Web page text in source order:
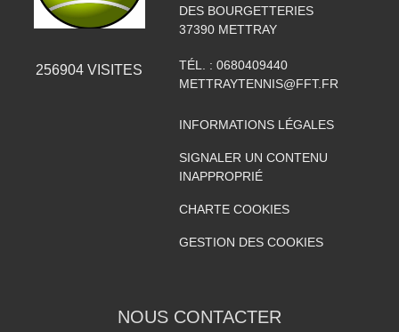
256904 VISITES
DES BOURGETTERIES
37390 METTRAY
TÉL. : 0680409440
METTRAYTENNIS@FFT.FR
INFORMATIONS LÉGALES
SIGNALER UN CONTENU
INAPPROPRIÉ
CHARTE COOKIES
GESTION DES COOKIES
NOUS CONTACTER